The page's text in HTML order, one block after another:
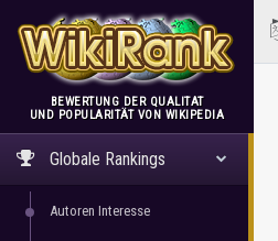
WikiRank
BEWERTUNG DER QUALITÄT
UND POPULARITÄT VON WIKIPEDIA
Globale Rankings
Autoren Interesse